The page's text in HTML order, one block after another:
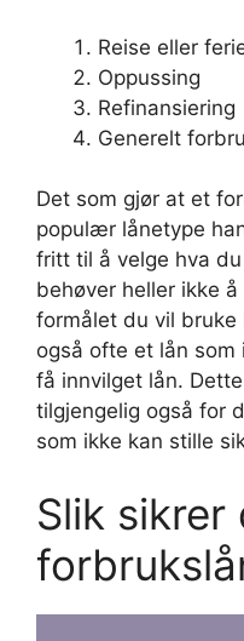
Reise eller
Oppussing
Refinansiering
Generelt
Det som gjør at et
populær lånetype
fritt til å velge hva
behøver heller ikke
formålet du vil
også ofte et lån som
få innvilget lån.
tilgjengelig også for
som ikke kan stille
Slik sikrer